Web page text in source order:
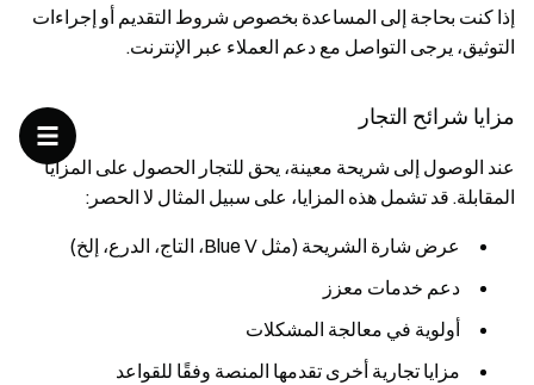
إذا كنت بحاجة إلى المساعدة بخصوص شروط التقديم أو إجراءات
التوثيق، يرجى التواصل مع دعم العملاء عبر الإنترنت.
مزايا شرائح التجار
عند الوصول إلى شريحة معينة، يحق للتجار الحصول على المزايا
المقابلة. قد تشمل هذه المزايا، على سبيل المثال لا الحصر:
عرض شارة الشريحة (مثل Blue V، التاج، الدرع، إلخ)
دعم خدمات معزز
أولوية في معالجة المشكلات
مزايا تجارية أخرى تقدمها المنصة وفقًا للقواعد